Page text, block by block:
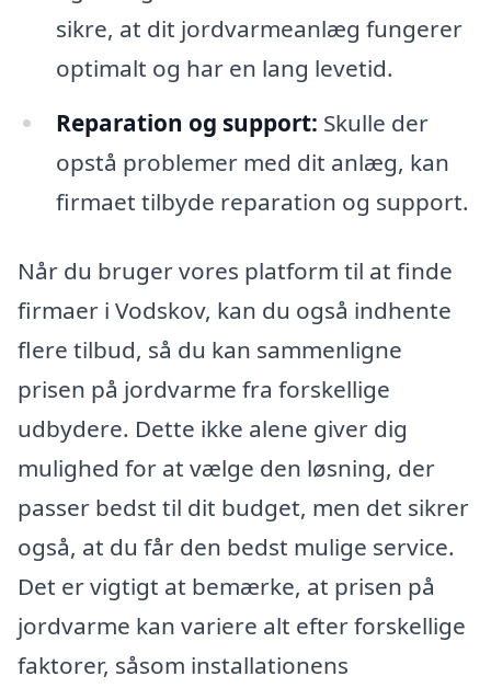
sikre, at dit jordvarmeanlæg fungerer
optimalt og har en lang levetid.
Reparation og support: Skulle der
opstå problemer med dit anlæg, kan
firmaet tilbyde reparation og support.
Når du bruger vores platform til at finde
firmaer i Vodskov, kan du også indhente
flere tilbud, så du kan sammenligne
prisen på jordvarme fra forskellige
udbydere. Dette ikke alene giver dig
mulighed for at vælge den løsning, der
passer bedst til dit budget, men det sikrer
også, at du får den bedst mulige service.
Det er vigtigt at bemærke, at prisen på
jordvarme kan variere alt efter forskellige
faktorer, såsom installationens